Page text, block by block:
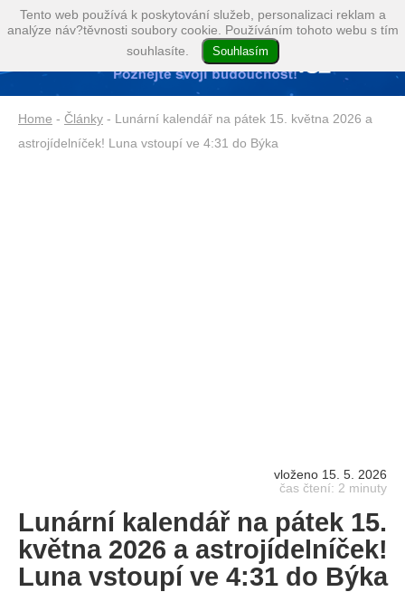
Home - Články - Lunární kalendář na pátek 15. května 2026 a
astrojídelníček! Luna vstoupí ve 4:31 do Býka
vloženo 15. 5. 2026
čas čtení: 2 minuty
Lunární kalendář na pátek 15.
května 2026 a astrojídelníček!
Luna vstoupí ve 4:31 do Býka
Tento web používá k poskytování služeb, personalizaci reklam a
analýze náv?těvnosti soubory cookie. Používáním tohoto webu s tím
souhlasíte.